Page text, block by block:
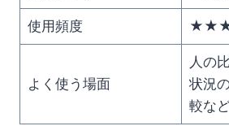
使用頻度
よく使う場面
人の
状況
較な